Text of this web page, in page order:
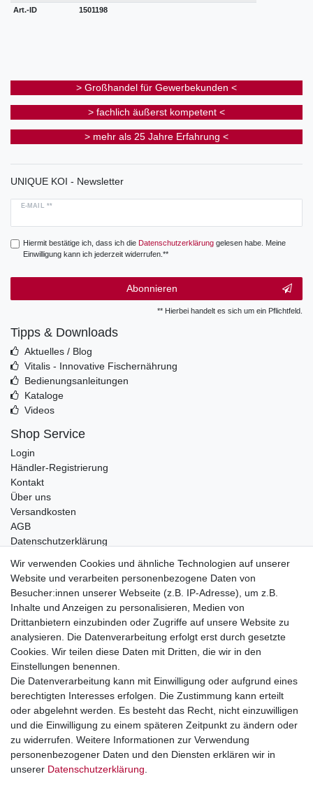
Art.-ID
1501198
> Großhandel für Gewerbekunden <
> fachlich äußerst kompetent <
> mehr als 25 Jahre Erfahrung <
UNIQUE KOI - Newsletter
E-MAIL **
Hiermit bestätige ich, dass ich die Daten­schutz­erklärunggelesen habe. Meine
Einwilligung kann ich jederzeit widerrufen.**
Abonnieren
** Hierbei handelt es sich um ein Pflichtfeld.
Tipps & Downloads
Aktuelles / Blog
Vitalis - Innovative Fischernährung
Bedienungsanleitungen
Kataloge
Videos
Shop Service
Login
Händler-Registrierung
Kontakt
Über uns
Versandkosten
AGB
Datenschutzerklärung
Telefonische Beratung und Unterstützung für Händler unter:
+49 2851 5895-0
Montag - Donnerstag: 08.00 - 16.30 Uhr
Freitag: 08.00 - 16.00 Uhr
Wir sind ein Großhandel, bitte wenden Sie sich als
Endkunde direkt an Ihren örtlichen Fachhändler. Vielen
Dank!
Widerrufs­recht Impressum Daten­schutz­erklärung
Wir verwenden Cookies und ähnliche Technologien auf unserer
Website und verarbeiten personenbezogene Daten von
Besucher:innen unserer Webseite (z.B. IP-Adresse), um z.B.
Inhalte und Anzeigen zu personalisieren, Medien von
Drittanbietern einzubinden oder Zugriffe auf unsere Website zu
analysieren. Die Datenverarbeitung erfolgt erst durch gesetzte
Cookies. Wir teilen diese Daten mit Dritten, die wir in den
Einstellungen benennen.
Die Datenverarbeitung kann mit Einwilligung oder aufgrund eines
berechtigten Interesses erfolgen. Die Zustimmung kann erteilt
oder abgelehnt werden. Es besteht das Recht, nicht einzuwilligen
und die Einwilligung zu einem späteren Zeitpunkt zu ändern oder
zu widerrufen. Weitere Informationen zur Verwendung
personenbezogener Daten und den Diensten erklären wir in
unserer Daten­schutz­erklärung